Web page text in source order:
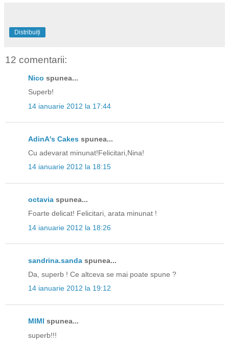
Distribuiți
12 comentarii:
Nico spunea...
Superb!
14 ianuarie 2012 la 17:44
AdinA's Cakes spunea...
Cu adevarat minunat!Felicitari,Nina!
14 ianuarie 2012 la 18:15
octavia spunea...
Foarte delicat! Felicitari, arata minunat !
14 ianuarie 2012 la 18:26
sandrina.sanda spunea...
Da, superb ! Ce altceva se mai poate spune ?
14 ianuarie 2012 la 19:12
MIMI spunea...
superb!!!